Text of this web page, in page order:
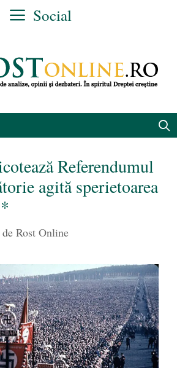
Social
Referendumul
agită sperietoarea
de Rost Online